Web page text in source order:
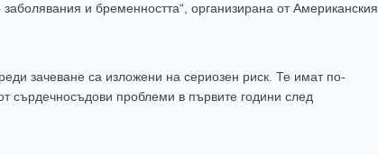
и бременността“, организирана от Американския
зачеване са изложени на сериозен риск. Те имат по-
сърдечносъдови проблеми в първите години след